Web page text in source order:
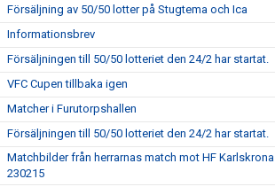
Försäljning av 50/50 lotter på Stugtema och Ica
Informationsbrev
Försäljningen till 50/50 lotteriet den 24/2 har startat.
VFC Cupen tillbaka igen
Matcher i Furutorpshallen
Försäljningen till 50/50 lotteriet den 24/2 har startat.
Matchbilder från herrarnas match mot HF Karlskrona
230215